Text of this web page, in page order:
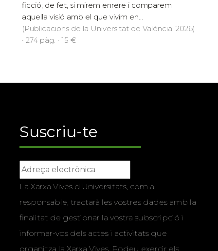
ficció; de fet, si mirem enrere i comparem
aquella visió amb el que vivim en...
(Publicacions de la Universitat de València, 2026)
· 274 pàg. · 15 €
Suscriu-te
La Xarxa Vives d’Universitats, com a
responsable, tractarà les vostres dades amb la
finalitat de gestionar la vostra subscripció i
informar-vos dels actes i activitats que
organitza la Xarxa Vives. Podeu exercir els